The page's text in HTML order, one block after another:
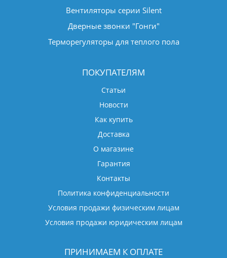
Вентиляторы серии Silent
Дверные звонки "Гонги"
Терморегуляторы для теплого пола
ПОКУПАТЕЛЯМ
Статьи
Новости
Как купить
Доставка
О магазине
Гарантия
Контакты
Политика конфиденциальности
Условия продажи физическим лицам
Условия продажи юридическим лицам
ПРИНИМАЕМ К ОПЛАТЕ